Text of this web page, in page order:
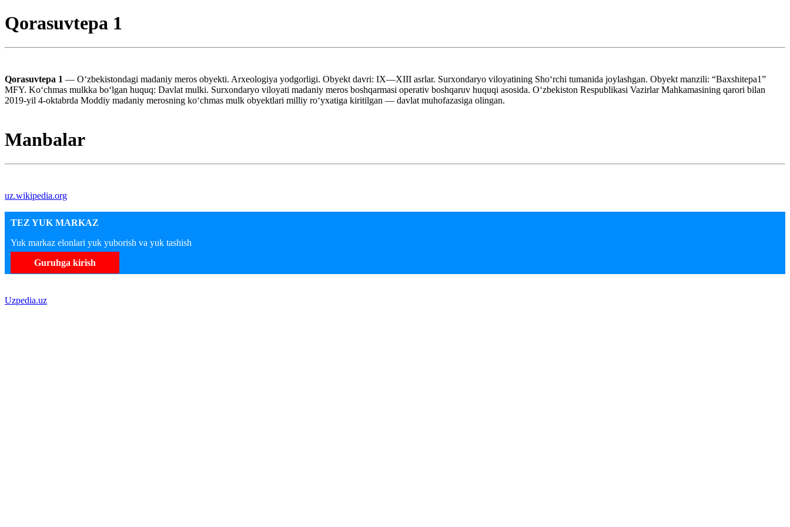
Qorasuvtepa 1
Qorasuvtepa 1 — Oʻzbekistondagi madaniy meros obyekti. Arxeologiya yodgorligi. Obyekt davri: IX—XIII asrlar. Surxondaryo viloyatining Shoʻrchi tumanida joylashgan. Obyekt manzili: “Baxshitepa1”
MFY. Koʻchmas mulkka boʻlgan huquq: Davlat mulki. Surxondaryo viloyati madaniy meros boshqarmasi operativ boshqaruv huquqi asosida. Oʻzbekiston Respublikasi Vazirlar Mahkamasining qarori bilan
2019-yil 4-oktabrda Moddiy madaniy merosning koʻchmas mulk obyektlari milliy roʻyxatiga kiritilgan — davlat muhofazasiga olingan.
Manbalar
uz.wikipedia.org
TEZ YUK MARKAZ
Yuk markaz elonlari yuk yuborish va yuk tashish
Guruhga kirish
Uzpedia.uz